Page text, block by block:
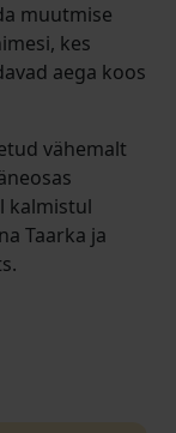
muutmise
kes
aega koos
vähemalt
kalmistul
Taarka ja